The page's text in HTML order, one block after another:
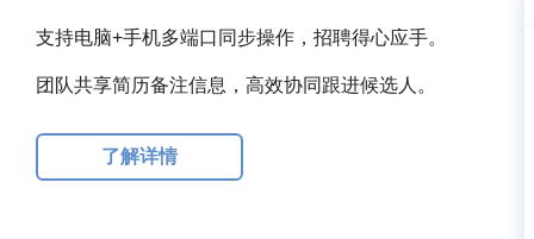
支持电脑+手机多端口同步操作，招聘得心应手。
团队共享简历备注信息，高效协同跟进候选人。
了解详情